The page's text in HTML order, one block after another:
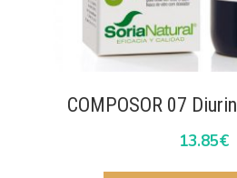
COMPOSOR 07
13.85€